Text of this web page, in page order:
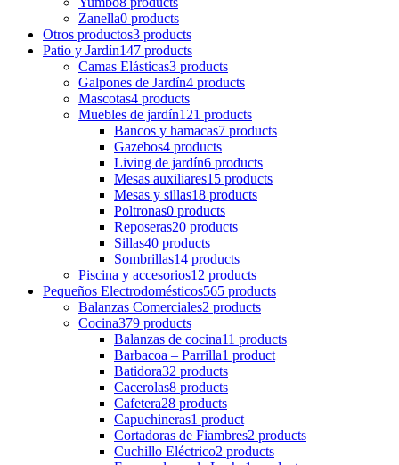
Zanella0 products
Otros productos3 products
Patio y Jardín147 products
Camas Elásticas3 products
Galpones de Jardín4 products
Mascotas4 products
Muebles de jardín121 products
Bancos y hamacas7 products
Gazebos4 products
Living de jardín6 products
Mesas auxiliares15 products
Mesas y sillas18 products
Poltronas0 products
Reposeras20 products
Sillas40 products
Sombrillas14 products
Piscina y accesorios12 products
Pequeños Electrodomésticos565 products
Balanzas Comerciales2 products
Cocina379 products
Balanzas de cocina11 products
Barbacoa – Parrilla1 product
Batidora32 products
Cacerolas8 products
Cafetera28 products
Capuchineras1 product
Cortadoras de Fiambres2 products
Cuchillo Eléctrico2 products